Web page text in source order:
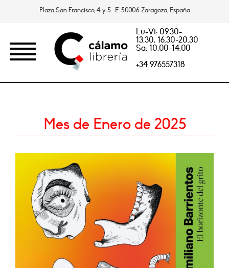
Plaza San Francisco, 4 y 5. E-50006 Zaragoza, España
Lu-Vi: 09.30-
13.30, 16.30-20.30
Sa: 10.00-14.00
+34 976557318
Mes de Enero de 2025